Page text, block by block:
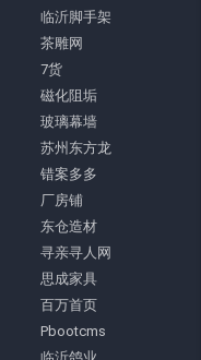
临沂脚手架
茶雕网
7货
磁化阻垢
玻璃幕墙
苏州东方龙
错案多多
厂房铺
东仓造材
寻亲寻人网
思成家具
百万首页
Pbootcms